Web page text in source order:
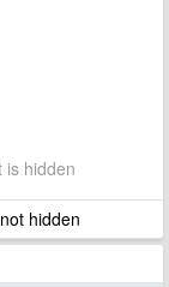
is hidden
hidden